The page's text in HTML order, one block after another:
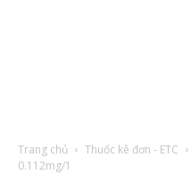
Trang chủ Thuốc kê đơn - ETC
0.112mg/1